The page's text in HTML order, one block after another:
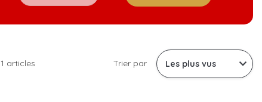
1 articles Trier par